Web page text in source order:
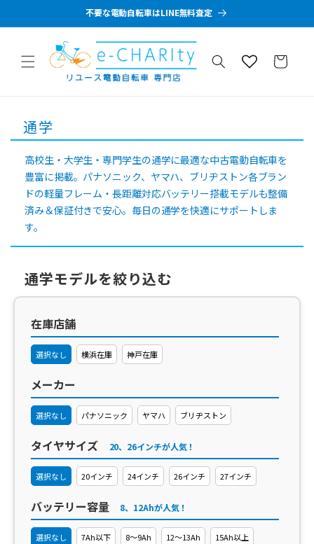
ツに進む
不要な電動自転車はLINE無料査定
ー
コ
レ
ク
シ
ョ
ン
通学
高校生・大学生・専門学生の通学に最適な中古電動自転車を
豊富に掲載。パナソニック、ヤマハ、ブリヂストン各ブラン
ドの軽量フレーム・長距離対応バッテリー搭載モデルも整備
済み＆保証付きで安心。毎日の通学を快適にサポートしま
す。
通学モデルを絞り込む
在庫店舗
選択なし 横浜在庫 神戸在庫
メーカー
選択なし パナソニック ヤマハ ブリヂストン
タイヤサイズ 20、26インチが人気！
選択なし 20インチ 24インチ 26インチ 27インチ
バッテリー容量 8、12Ahが人気！
選択なし 7Ah以下 8～9Ah 12～13Ah 15Ah以上